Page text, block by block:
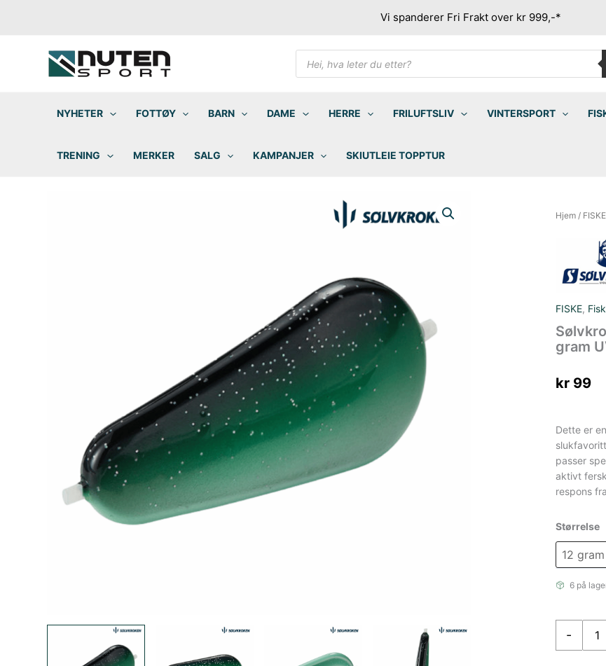
Vi spanderer Fri Frakt over kr 999,-*
Products
search
NYHETER FOTTØY BARN DAME HERRE FRILUFTSLIV VINTERSPORT
TRENING MERKER SALG KAMPANJER SKIUTLEIE TOPPTUR
Hjem/ FISKE
FISKE,
gram
kr99
Dette er
passer
aktivt
respons
Størrelse
6 på
-